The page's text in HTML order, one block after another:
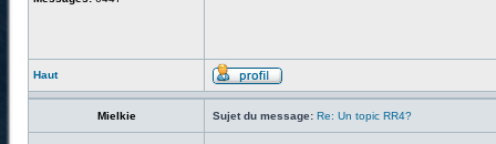
Haut
Mielkie Sujet du message: Re: Un topic RR4?